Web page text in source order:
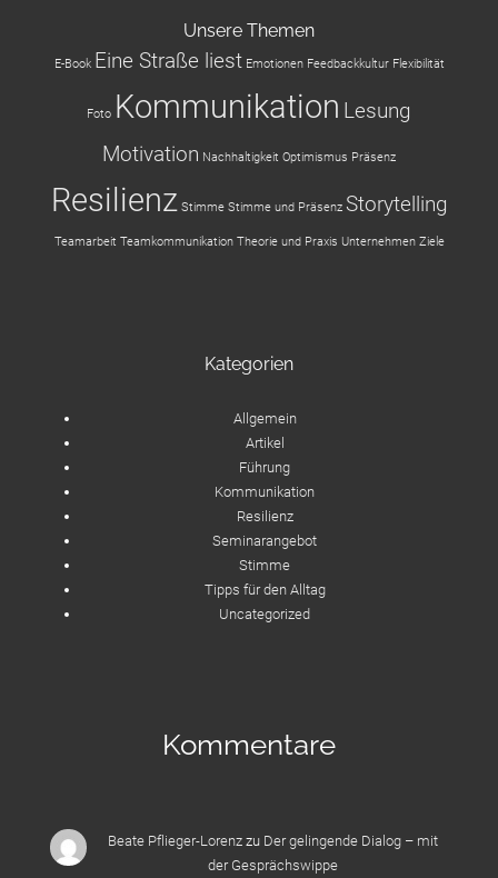
Unsere Themen
E-Book Eine Straße liest Emotionen Feedbackkultur Flexibilität
Foto Kommunikation Lesung
Motivation Nachhaltigkeit Optimismus Präsenz
Resilienz Stimme Stimme und Präsenz Storytelling
Teamarbeit Teamkommunikation Theorie und Praxis Unternehmen Ziele
Kategorien
Allgemein
Artikel
Führung
Kommunikation
Resilienz
Seminarangebot
Stimme
Tipps für den Alltag
Uncategorized
Kommentare
Beate Pflieger-Lorenzzu Der gelingende Dialog – mit
der Gesprächswippe